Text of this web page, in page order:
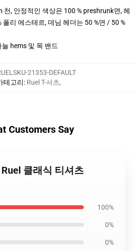
, 안정적인 색상은 100 % preshrunk면, 헤
폴리 에스테르, 데님 헤더는 50 %면 / 50 %
hems 및 목 밴드
21353-DEFAULT
테고리: Ruel T-셔츠,
Customers Say
클래식 티셔츠
100%
0%
0%